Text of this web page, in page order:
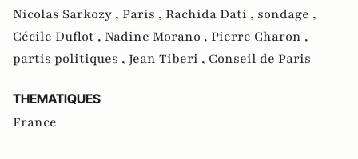
Nicolas Sarkozy , Paris , Rachida Dati , sondage ,
Cécile Duflot , Nadine Morano , Pierre Charon ,
partis politiques , Jean Tiberi , Conseil de Paris
THEMATIQUES
France